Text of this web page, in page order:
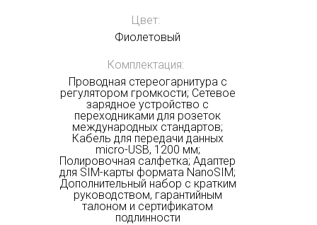
Цвет:
Фиолетовый
Комплектация:
Проводная стереогарнитура с
регулятором громкости; Сетевое
зарядное устройство с
переходниками для розеток
международных стандартов;
Кабель для передачи данных
micro-USB, 1200 мм;
Полировочная салфетка; Адаптер
для SIM-карты формата NanoSIM;
Дополнительный набор с кратким
руководством, гарантийным
талоном и сертификатом
подлинности